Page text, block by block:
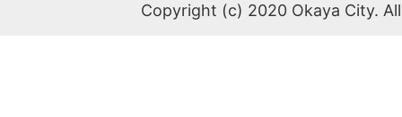
Copyright (c) 2020 Okaya City.